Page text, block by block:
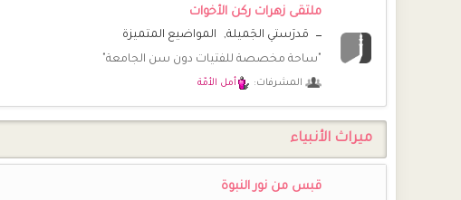
**راضية**
اللهم فرج عن الامة كلها و هيء لها أمر رشد يصلح به حالها...
ماشاء الله نورت أسمائكنّ في فضاء ركننا الحبيب
• مرحبا بقلوب عرفناها قبل سنين… وها هي تعود لتزهر بيننا من جديد.
**راضية**
نورك غاليتي😘
ملتقى زهرات ركن الأخوات
مَدرَستي الجَميلة
المواضيع المتميزة
"ساحة مخصصة للفتيات دون سن الجامعة"
المشرفات: أمل الأمّة
ميراث الأنبياء
قبس من نور النبوة